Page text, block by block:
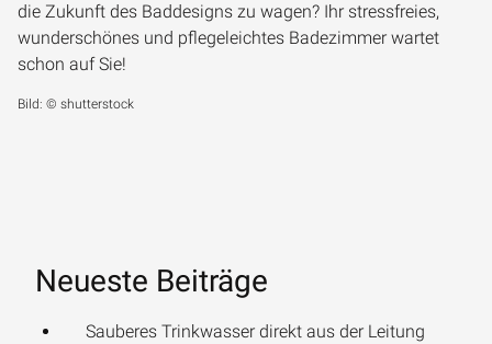
die Zukunft des Baddesigns zu wagen? Ihr stressfreies,
wunderschönes und pflegeleichtes Badezimmer wartet
schon auf Sie!
Bild: © shutterstock
Neueste Beiträge
Sauberes Trinkwasser direkt aus der Leitung